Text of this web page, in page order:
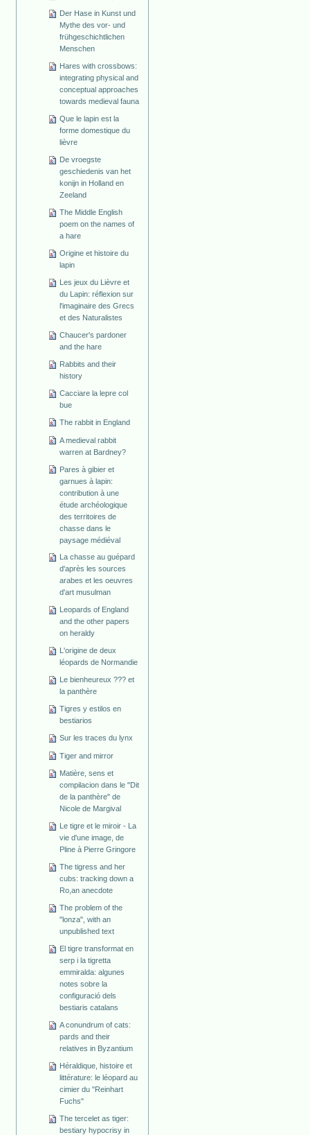
Der Hase in Kunst und
Mythe des vor- und
frühgeschichtlichen
Menschen
Hares with crossbows:
integrating physical and
conceptual approaches
towards medieval fauna
Que le lapin est la
forme domestique du
lièvre
De vroegste
geschiedenis van het
konijn in Holland en
Zeeland
The Middle English
poem on the names of
a hare
Origine et histoire du
lapin
Les jeux du Lièvre et
du Lapin: réflexion sur
l'imaginaire des Grecs
et des Naturalistes
Chaucer's pardoner
and the hare
Rabbits and their
history
Cacciare la lepre col
bue
The rabbit in England
A medieval rabbit
warren at Bardney?
Pares à gibier et
garnues à lapin:
contribution à une
étude archéologique
des territoires de
chasse dans le
paysage médiéval
La chasse au guépard
d'après les sources
arabes et les oeuvres
d'art musulman
Leopards of England
and the other papers
on heraldy
L'origine de deux
léopards de Normandie
Le bienheureux ??? et
la panthère
Tigres y estilos en
bestiarios
Sur les traces du lynx
Tiger and mirror
Matière, sens et
compilacion dans le "Dit
de la panthère" de
Nicole de Margival
Le tigre et le miroir - La
vie d'une image, de
Pline à Pierre Gringore
The tigress and her
cubs: tracking down a
Ro,an anecdote
The problem of the
"lonza", with an
unpublished text
El tigre transformat en
serp i la tigretta
emmiralda: algunes
notes sobre la
configuració dels
bestiaris catalans
A conundrum of cats:
pards and their
relatives in Byzantium
Héraldique, histoire et
littérature: le léopard au
cimier du "Reinhart
Fuchs"
The tercelet as tiger:
bestiary hypocrisy in